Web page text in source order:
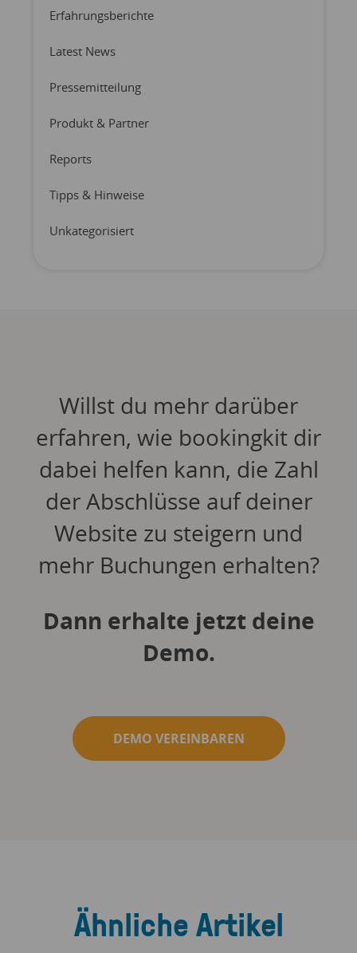
Erfahrungsberichte
Latest News
Pressemitteilung
Produkt & Partner
Reports
Tipps & Hinweise
Unkategorisiert
Willst du mehr darüber
erfahren, wie bookingkit dir
dabei helfen kann, die Zahl
der Abschlüsse auf deiner
Website zu steigern und
mehr Buchungen erhalten?
Dann erhalte jetzt deine
Demo.
DEMO VEREINBAREN
Ähnliche Artikel